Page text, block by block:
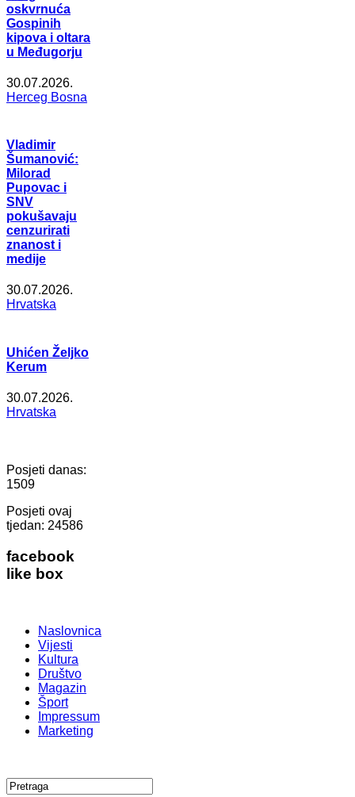
oskvrnuća
Gospinih
kipova i oltara
u Međugorju
30.07.2026.
Herceg Bosna
Vladimir
Šumanović:
Milorad
Pupovac i
SNV
pokušavaju
cenzurirati
znanost i
medije
30.07.2026.
Hrvatska
Uhićen Željko
Kerum
30.07.2026.
Hrvatska
Posjeti danas:
1509
Posjeti ovaj
tjedan: 24586
facebook
like box
Naslovnica
Vijesti
Kultura
Društvo
Magazin
Šport
Impressum
Marketing